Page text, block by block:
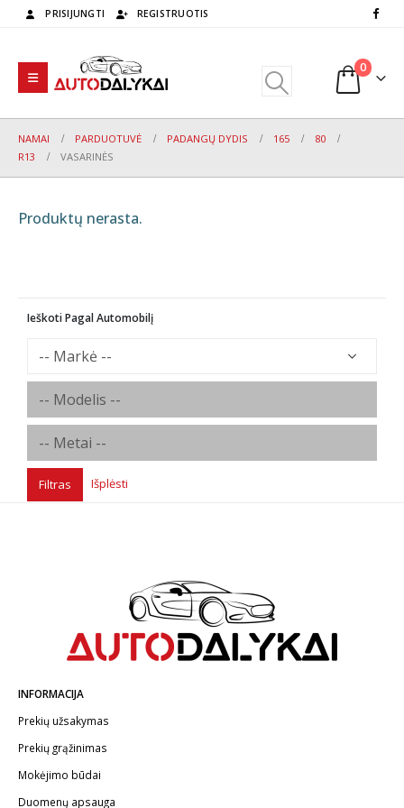
PRISIJUNGTI REGISTRUOTIS
0
NAMAI PARDUOTUVĖ PADANGŲ DYDIS 165
80
R13
VASARINĖS
Produktų nerasta.
Ieškoti Pagal Automobilį
Filtras Išplėsti
INFORMACIJA
Prekių užsakymas
Prekių grąžinimas
Mokėjimo būdai
Duomenų apsauga